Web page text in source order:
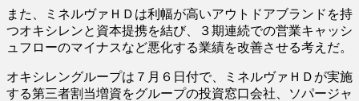
また、ミネルヴァＨＤは利幅が高いアウトドアブランドを持
つオキシレンと資本提携を結び、３期連続での営業キャッシ
ュフローのマイナスなど悪化する業績を改善させる考えだ。
オキシレングループは７月６日付で、ミネルヴァＨＤが実施
する第三者割当増資をグループの投資窓口会社、ソパージャ